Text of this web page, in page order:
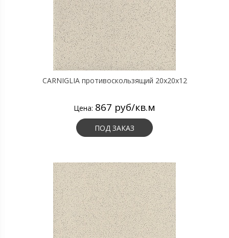
CARNIGLIA противоскользящий 20х20х12
Цена: 867 руб/кв.м
ПОД ЗАКАЗ